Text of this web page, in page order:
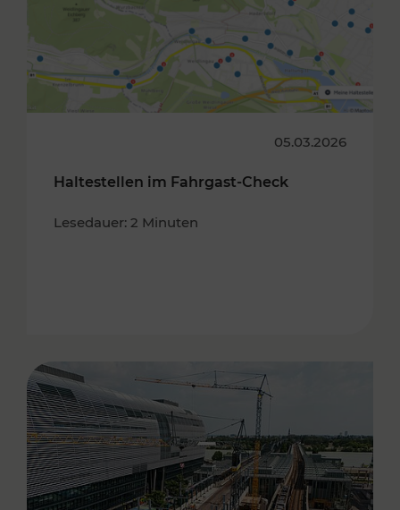
05.03.2026
Haltestellen im Fahrgast-Check
Lesedauer: 2 Minuten